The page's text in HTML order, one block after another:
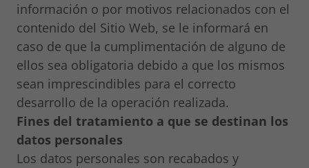
información o por motivos relacionados con el
contenido del Sitio Web, se le informará en
caso de que la cumplimentación de alguno de
ellos sea obligatoria debido a que los mismos
sean imprescindibles para el correcto
desarrollo de la operación realizada.
Fines del tratamiento a que se destinan los
datos personales
Los datos personales son recabados y